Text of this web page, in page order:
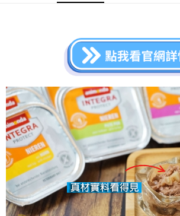
是否繳費成功／繳費後需取消欲退款等相關疑問，請
https://
易，需依本服務之必要範圍內提供個人資料，並將
權轉讓予恩沛科技股份有限公司。
２．關於個人資料處理事宜，請瀏覽以下網址：
https://aftee.tw/terms/#terms3
３．未成年的使用者請事先徵得法定代理人或監護人
「AFTEE先享後付」，若未經同意申辦者引起之損失
任。
４．使用「AFTEE先享後付」時，將依據個別帳號
時審查核予不同之上限額度；若仍有額度不足之情
請求用戶進行身份認證。
５．嚴禁一人註冊多個帳號或使用他人資訊註冊。
恩沛科技股份有限公司將有權停止該用戶之使用額度
每筆NT$70，滿NT$1,111(含以上)免運費
每筆NT$60，滿NT$1,111(含以上)免運費